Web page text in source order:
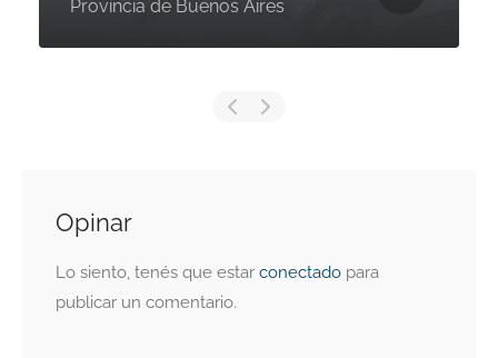
Provincia de Buenos Aires
Opinar
Lo siento, tenés que estar conectado para
publicar un comentario.